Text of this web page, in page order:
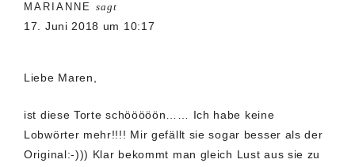
Interaktionen
MARIANNE sagt
17. Juni 2018 um 10:17
Liebe Maren,
ist diese Torte schööööön…… Ich habe keine
Lobwörter mehr!!!! Mir gefällt sie sogar besser als der
Original:-))) Klar bekommt man gleich Lust aus sie zu